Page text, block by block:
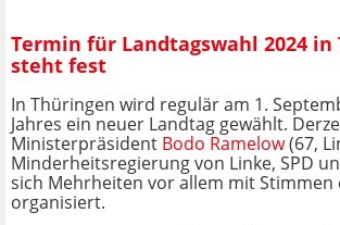
Termin für Landtagswahl 2024 in
steht fest
In Thüringen wird regulär am 1.
Jahres ein neuer Landtag gewählt.
Ministerpräsident Bodo Ramelow(67,
Minderheitsregierung von Linke, SPD
sich Mehrheiten vor allem mit Stimmen
organisiert.